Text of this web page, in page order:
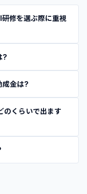
修を選ぶ際に重視
?
成金は?
のくらいで出ます